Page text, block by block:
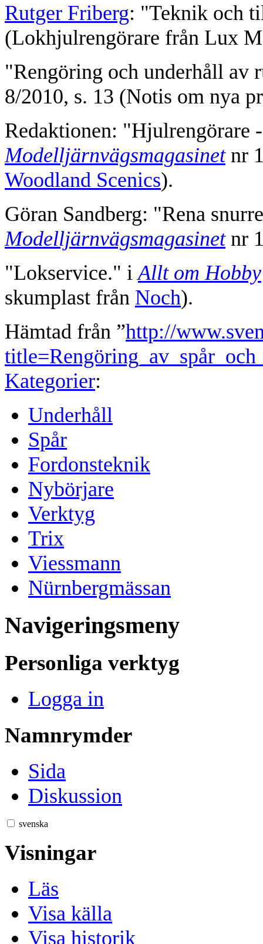
Rutger Friberg: "Teknik och
(Lokhjulrengörare från Lux
"Rengöring och underhåll
8/2010, s. 13 (Notis om nya
Redaktionen: "Hjulrengörare
Modelljärnvägsmagasinetnr
Woodland Scenics).
Göran Sandberg: "Rena
Modelljärnvägsmagasinetnr
"Lokservice." iAllt om Hobby
skumplast från Noch).
Hämtad från ”http://
Kategorier:
Underhåll
Spår
Fordonsteknik
Nybörjare
Verktyg
Trix
Viessmann
Nürnbergmässan
Navigeringsmeny
Personliga verktyg
Logga in
Namnrymder
Sida
Diskussion
svenska
Visningar
Läs
Visa källa
Visa historik